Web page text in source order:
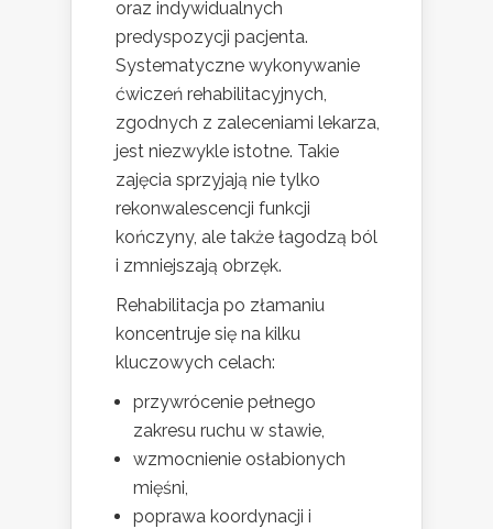
oraz indywidualnych
predyspozycji pacjenta.
Systematyczne wykonywanie
ćwiczeń rehabilitacyjnych,
zgodnych z zaleceniami lekarza,
jest niezwykle istotne. Takie
zajęcia sprzyjają nie tylko
rekonwalescencji funkcji
kończyny, ale także łagodzą ból
i zmniejszają obrzęk.
Rehabilitacja po złamaniu
koncentruje się na kilku
kluczowych celach:
przywrócenie pełnego
zakresu ruchu w stawie,
wzmocnienie osłabionych
mięśni,
poprawa koordynacji i